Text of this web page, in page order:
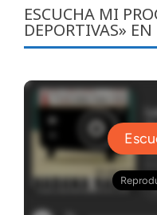
ESCUCHA MI
DEPORTIVAS»